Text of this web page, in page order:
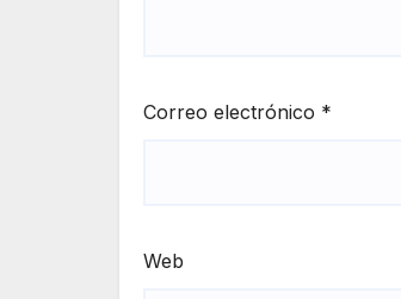
Correo electrónico *
Web